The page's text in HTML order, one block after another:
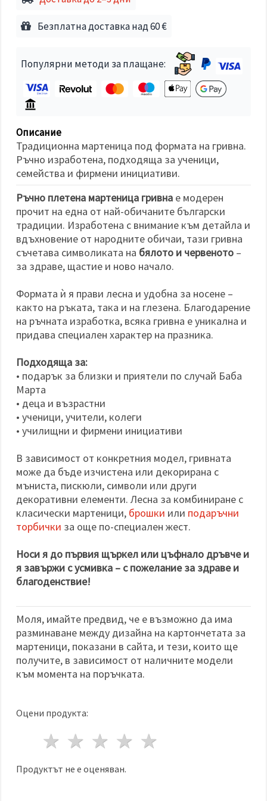
"бисквитки"
Приеми
всички
на
бисквитките
Безплатна доставка над 60 €
Популярни методи за плащане:
Описание
Традиционна мартеница под формата на гривна.
Ръчно изработена, подходяща за ученици,
семейства и фирмени инициативи.
Ръчно плетена мартеница гривна е модерен
прочит на една от най-обичаните български
традиции. Изработена с внимание към детайла и
вдъхновение от народните обичаи, тази гривна
съчетава символиката на бялото и червеното –
за здраве, щастие и ново начало.
Формата ѝ я прави лесна и удобна за носене –
както на ръката, така и на глезена. Благодарение
на ръчната изработка, всяка гривна е уникална и
придава специален характер на празника.
Подходяща за:
• подарък за близки и приятели по случай Баба
Марта
• деца и възрастни
• ученици, учители, колеги
• училищни и фирмени инициативи
В зависимост от конкретния модел, гривната
може да бъде изчистена или декорирана с
мъниста, пискюли, символи или други
декоративни елементи. Лесна за комбиниране с
класически мартеници, брошки или подаръчни
торбички за още по-специален жест.
Носи я до първия щъркел или цъфнало дръвче и
я завържи с усмивка – с пожелание за здраве и
благоденствие!
Моля, имайте предвид, че е възможно да има
разминаване между дизайна на картончетата за
мартеници, показани в сайта, и тези, които ще
получите, в зависимост от наличните модели
към момента на поръчката.
Оцени продукта:
4 звезди
3 звезди
2 звезди
1 звезда
Продуктът не е оценяван.